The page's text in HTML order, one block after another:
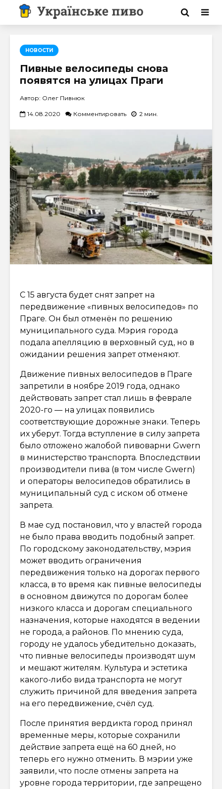
НОВОСТИ
Пивные велосипеды снова
появятся на улицах Праги
Автор: Олег Пивнюк
14.08.2020 Комментировать 2 мин.
С 15 августа будет снят запрет на
передвижение «пивных велосипедов» по
Праге. Он был отменён по решению
муниципального суда. Мэрия города
подала апелляцию в верховный суд, но в
ожидании решения запрет отменяют.
Движение пивных велосипедов в Праге
запретили в ноябре 2019 года, однако
действовать запрет стал лишь в феврале
2020-го — на улицах появились
соответствующие дорожные знаки. Теперь
их уберут. Тогда вступление в силу запрета
было отложено жалобой пивоварни Gwern
в министерство транспорта. Впоследствии
производители пива (в том числе Gwern)
и операторы велосипедов обратились в
муниципальный суд с иском об отмене
запрета.
В мае суд постановил, что у властей города
не было права вводить подобный запрет.
По городскому законодательству, мэрия
может вводить ограничения
передвижения только на дорогах первого
класса, в то время как пивные велосипеды
в основном движутся по дорогам более
низкого класса и дорогам специального
назначения, которые находятся в ведении
не города, а районов. По мнению суда,
городу не удалось убедительно доказать,
что пивные велосипеды производят шум
и мешают жителям. Культура и эстетика
какого-либо вида транспорта не могут
служить причиной для введения запрета
на его передвижение, счёл суд.
После принятия вердикта город принял
временные меры, которые сохранили
действие запрета ещё на 60 дней, но
теперь его нужно отменить. В мэрии уже
заявили, что после отмены запрета на
уровне города территории, где запрещено